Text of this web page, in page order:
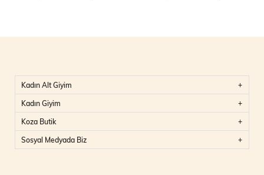
Kadın Alt Giyim
Kadın Giyim
Koza Butik
Sosyal Medyada Biz